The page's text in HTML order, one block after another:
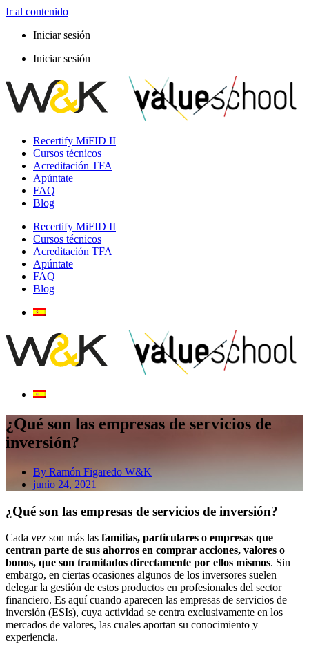
Ir al contenido
Iniciar sesión
Iniciar sesión
Recertify MiFID II
Cursos técnicos
Acreditación TFA
Apúntate
FAQ
Blog
Recertify MiFID II
Cursos técnicos
Acreditación TFA
Apúntate
FAQ
Blog
¿Qué son las empresas de servicios de
inversión?
By Ramón Figaredo W&K
junio 24, 2021
¿Qué son las empresas de servicios de inversión?
Cada vez son más las familias, particulares o empresas que
centran parte de sus ahorros en comprar acciones, valores o
bonos, que son tramitados directamente por ellos mismos. Sin
embargo, en ciertas ocasiones algunos de los inversores suelen
delegar la gestión de estos productos en profesionales del sector
financiero. Es aquí cuando aparecen las empresas de servicios de
inversión (ESIs), cuya actividad se centra exclusivamente en los
mercados de valores, las cuales aportan su conocimiento y
experiencia.